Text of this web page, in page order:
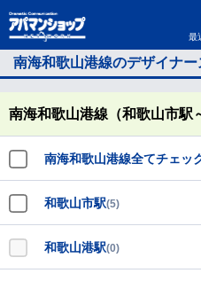
最
南海和歌山港線のデザイナ
南海和歌山港線（和歌山市駅
南海和歌山港線全てチェッ
和歌山市駅(5)
和歌山港駅(0)